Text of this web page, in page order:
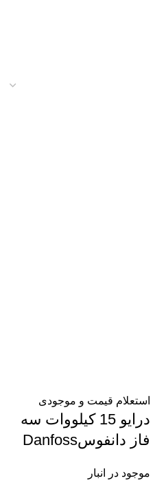
استعلام قیمت و موجودی
درایو 15 کیلووات سه
فاز دانفوسDanfoss
موجود در انبار